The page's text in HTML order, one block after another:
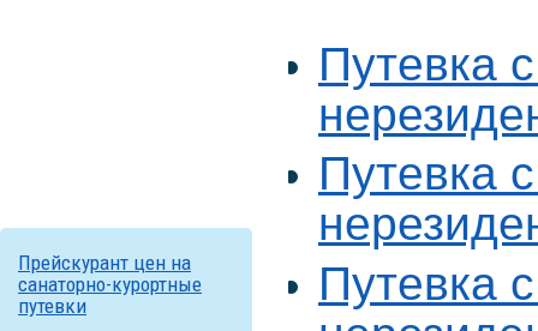
Прейскурант цен на
санаторно-курортные
путевки
Путевка
Путевка
Путевка